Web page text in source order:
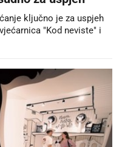
ključno je za uspjeh
"Kod neviste" i